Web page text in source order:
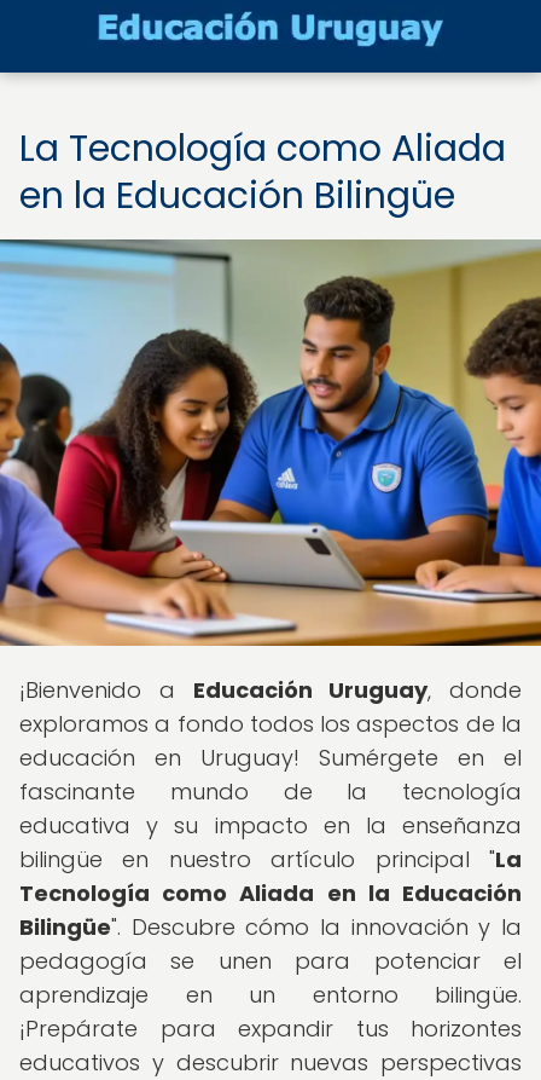
La Tecnología como Aliada
en la Educación Bilingüe
¡Bienvenido a Educación Uruguay, donde
exploramos a fondo todos los aspectos de la
educación en Uruguay! Sumérgete en el
fascinante mundo de la tecnología
educativa y su impacto en la enseñanza
bilingüe en nuestro artículo principal "La
Tecnología como Aliada en la Educación
Bilingüe". Descubre cómo la innovación y la
pedagogía se unen para potenciar el
aprendizaje en un entorno bilingüe.
¡Prepárate para expandir tus horizontes
educativos y descubrir nuevas perspectivas